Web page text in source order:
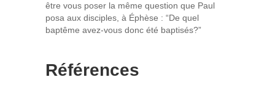
être vous poser la même question que Paul
posa aux disciples, à Éphèse : “De quel
baptême avez-vous donc été baptisés?”
Références